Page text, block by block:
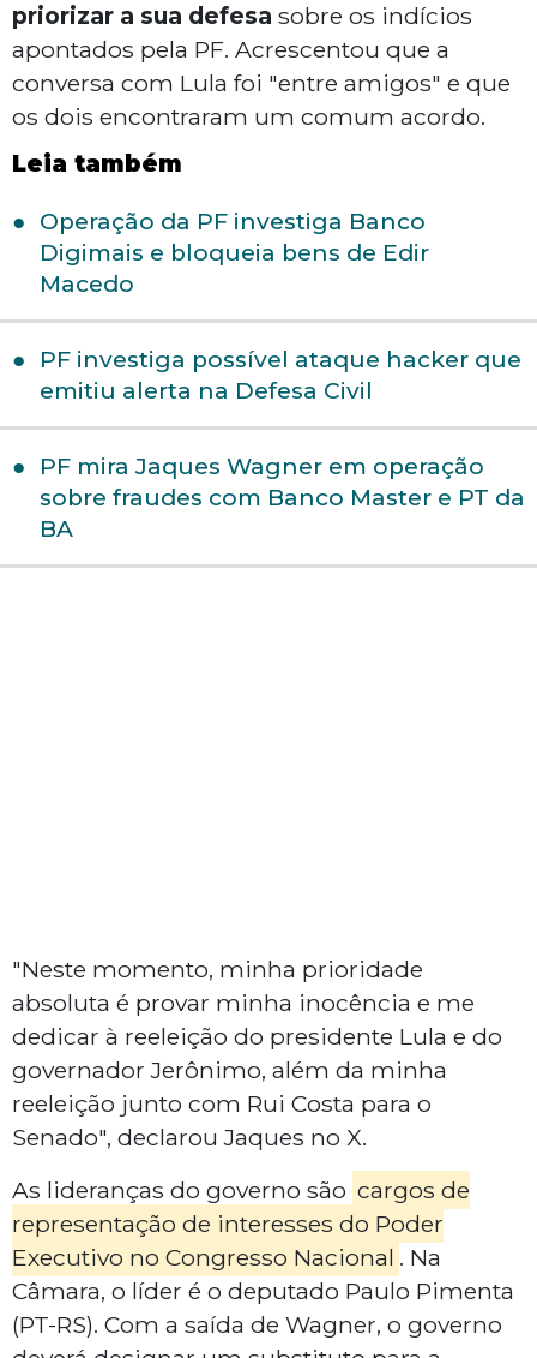
priorizar a sua defesa sobre os indícios
apontados pela PF. Acrescentou que a
conversa com Lula foi "entre amigos" e que
os dois encontraram um comum acordo.
Leia também
Operação da PF investiga Banco
Digimais e bloqueia bens de Edir
Macedo
PF investiga possível ataque hacker que
emitiu alerta na Defesa Civil
PF mira Jaques Wagner em operação
sobre fraudes com Banco Master e PT da
BA
"Neste momento, minha prioridade
absoluta é provar minha inocência e me
dedicar à reeleição do presidente Lula e do
governador Jerônimo, além da minha
reeleição junto com Rui Costa para o
Senado", declarou Jaques no X.
As lideranças do governo são cargos de
representação de interesses do Poder
Executivo no Congresso Nacional . Na
Câmara, o líder é o deputado Paulo Pimenta
(PT-RS). Com a saída de Wagner, o governo